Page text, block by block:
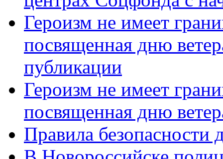
Героизм не имеет
посвященная дню
публикации
Героизм не имеет
посвященная дню
Правила безопасности